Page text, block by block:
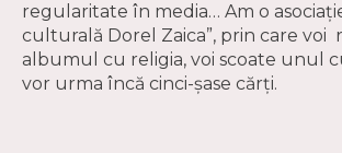
regularitate în media… Am o
culturală Dorel Zaica”, prin care voi
albumul cu religia, voi scoate unul
vor urma încă cinci-şase cărţi.